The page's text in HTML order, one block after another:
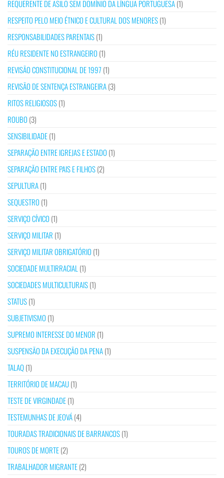
REQUERENTE DE ASILO SEM DOMÍNIO DA LÍNGUA PORTUGUESA(1)
RESPEITO PELO MEIO ÉTNICO E CULTURAL DOS MENORES(1)
RESPONSABILIDADES PARENTAIS(1)
RÉU RESIDENTE NO ESTRANGEIRO (1)
REVISÃO CONSTITUCIONAL DE 1997 (1)
REVISÃO DE SENTENÇA ESTRANGEIRA(3)
RITOS RELIGIOSOS(1)
ROUBO (3)
SENSIBILIDADE(1)
SEPARAÇÃO ENTRE IGREJAS E ESTADO (1)
SEPARAÇÃO ENTRE PAIS E FILHOS(2)
SEPULTURA(1)
SEQUESTRO (1)
SERVIÇO CÍVICO (1)
SERVIÇO MILITAR (1)
SERVIÇO MILITAR OBRIGATÓRIO (1)
SOCIEDADE MULTIRRACIAL (1)
SOCIEDADES MULTICULTURAIS(1)
STATUS(1)
SUBJETIVISMO (1)
SUPREMO INTERESSE DO MENOR (1)
SUSPENSÃO DA EXECUÇÃO DA PENA(1)
TALAQ(1)
TERRITÓRIO DE MACAU(1)
TESTE DE VIRGINDADE(1)
TESTEMUNHAS DE JEOVÁ(4)
TOURADAS TRADICIONAIS DE BARRANCOS(1)
TOUROS DE MORTE(2)
TRABALHADOR MIGRANTE(2)